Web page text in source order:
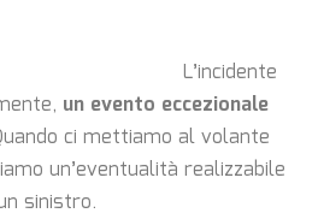
L’incidente
un evento eccezionale
ci mettiamo al volante
un’eventualità realizzabile
sinistro.